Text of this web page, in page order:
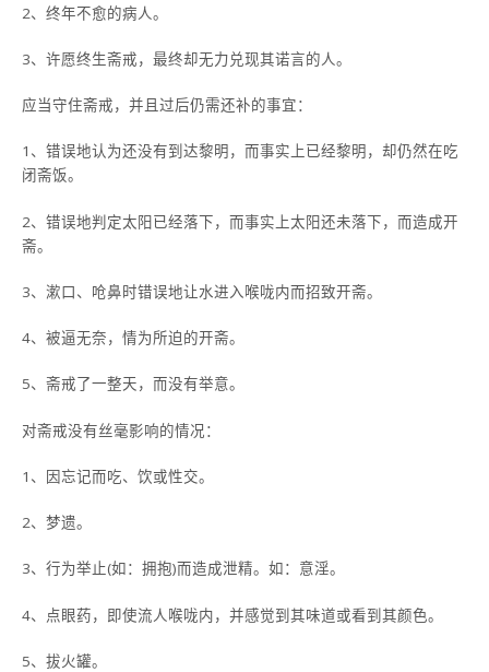
2、终年不愈的病人。
3、许愿终生斋戒，最终却无力兑现其诺言的人。
应当守住斋戒，并且过后仍需还补的事宜：
1、错误地认为还没有到达黎明，而事实上已经黎明，却仍然在吃
闭斋饭。
2、错误地判定太阳已经落下，而事实上太阳还未落下，而造成开
斋。
3、漱口、呛鼻时错误地让水进入喉咙内而招致开斋。
4、被逼无奈，情为所迫的开斋。
5、斋戒了一整天，而没有举意。
对斋戒没有丝毫影响的情况：
1、因忘记而吃、饮或性交。
2、梦遗。
3、行为举止(如：拥抱)而造成泄精。如：意淫。
4、点眼药，即使流人喉咙内，并感觉到其味道或看到其颜色。
5、拔火罐。